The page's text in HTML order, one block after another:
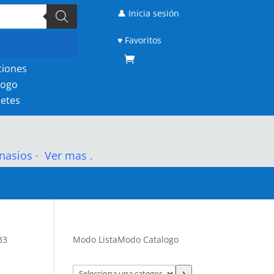
👤 Inicia sesión
♥ Favoritos
· Ver mas .
Modo ListaModo Catalogo
Selecciona